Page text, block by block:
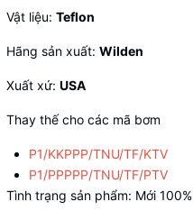
Vật liệu: Teflon
Hãng sản xuất: Wilden
Xuất xứ: USA
Thay thế cho các mã bơm
P1/KKPPP/TNU/TF/KTV
P1/PPPPP/TNU/TF/PTV
Tình trạng sản phẩm: Mới 100%